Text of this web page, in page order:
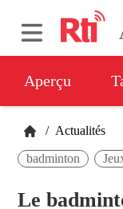
Aperçu
/ Actualités
badminton
Le